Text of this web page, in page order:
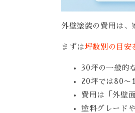
外壁塗装の費用は、
まずは坪数別の目安
30坪の一般的
20坪では80〜
費用は「外壁
塗料グレード